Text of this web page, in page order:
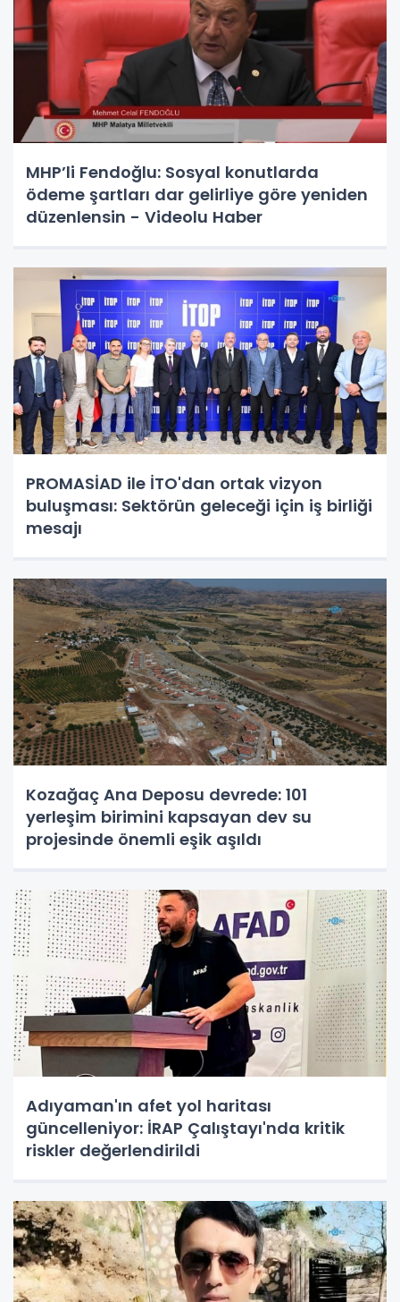
MHP’li Fendoğlu: Sosyal konutlarda
ödeme şartları dar gelirliye göre yeniden
düzenlensin - Videolu Haber
PROMASİAD ile İTO'dan ortak vizyon
buluşması: Sektörün geleceği için iş birliği
mesajı
Kozağaç Ana Deposu devrede: 101
yerleşim birimini kapsayan dev su
projesinde önemli eşik aşıldı
Adıyaman'ın afet yol haritası
güncelleniyor: İRAP Çalıştayı'nda kritik
riskler değerlendirildi